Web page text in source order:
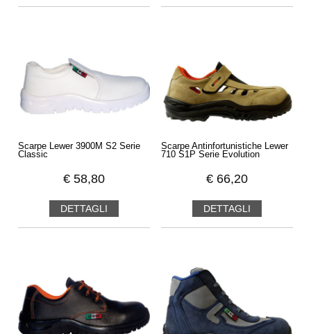
Scarpe Lewer 3900M S2 Serie
Classic
€ 58,80
DETTAGLI
Scarpe Antinfortunistiche Lewer
710 S1P Serie Evolution
€ 66,20
DETTAGLI